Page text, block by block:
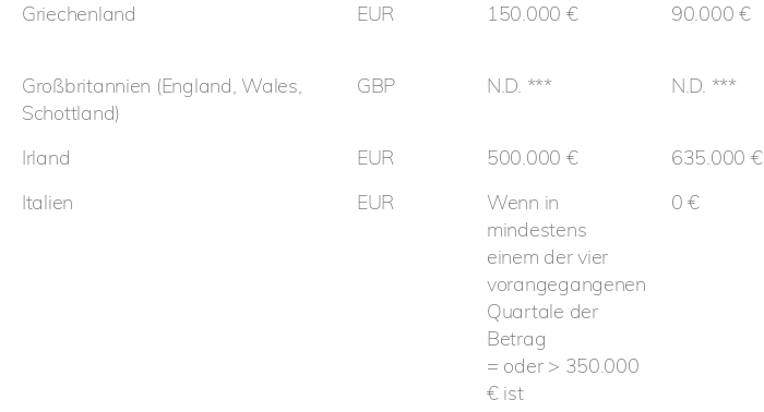
Griechenland EUR 150.000 € 90.000 €
Großbritannien (England, Wales,
Schottland)
GBP N.D. *** N.D. ***
Irland EUR 500.000 € 635.000 €
Italien
EUR
Wenn in
mindestens
einem der vier
vorangegangenen
Quartale der
Betrag
= oder > 350.000
€ ist
0 €